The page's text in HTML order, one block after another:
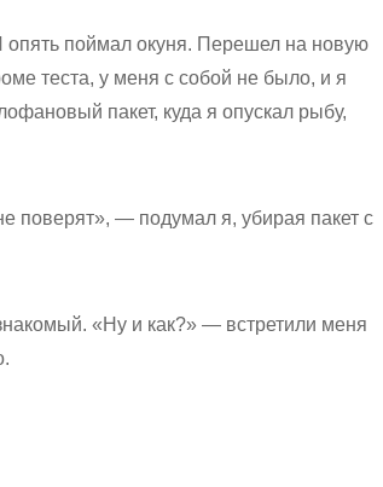
опять поймал окуня. Перешел на новую
теста, у меня с собой не было, и я
пакет, куда я опускал рыбу,
поверят», — подумал я, убирая пакет с
«Ну и как?» — встретили меня